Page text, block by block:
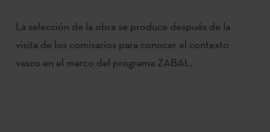
La selección de la obra se produce después de la
visita de los comisarios para conocer el contexto
vasco en el marco del programa ZABAL.